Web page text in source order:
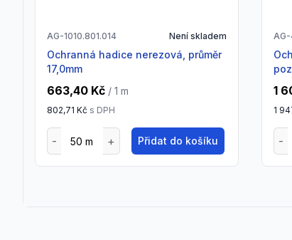
AG-1010.801.014 Není skladem
Ochranná hadice nerezová, průměr
17,0mm
663,40 Kč / 1 m
802,71 Kč s DPH
Přidat do košíku
AG-
Ochranná hadice ocelová,
1
1